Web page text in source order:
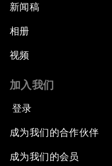
新闻稿
相册
视频
加入我们
登录
成为我们的合作伙伴
成为我们的会员